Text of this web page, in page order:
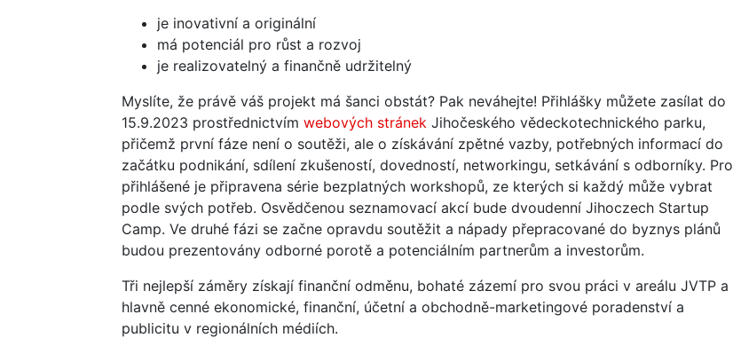
je inovativní a originální
má potenciál pro růst a rozvoj
je realizovatelný a finančně udržitelný
Myslíte, že právě váš projekt má šanci obstát? Pak neváhejte! Přihlášky můžete zasílat do
15.9.2023 prostřednictvím webových stránek Jihočeského vědeckotechnického parku,
přičemž první fáze není o soutěži, ale o získávání zpětné vazby, potřebných informací do
začátku podnikání, sdílení zkušeností, dovedností, networkingu, setkávání s odborníky. Pro
přihlášené je připravena série bezplatných workshopů, ze kterých si každý může vybrat
podle svých potřeb. Osvědčenou seznamovací akcí bude dvoudenní Jihoczech Startup
Camp. Ve druhé fázi se začne opravdu soutěžit a nápady přepracované do byznys plánů
budou prezentovány odborné porotě a potenciálním partnerům a investorům.
Tři nejlepší záměry získají finanční odměnu, bohaté zázemí pro svou práci v areálu JVTP a
hlavně cenné ekonomické, finanční, účetní a obchodně-marketingové poradenství a
publicitu v regionálních médiích.